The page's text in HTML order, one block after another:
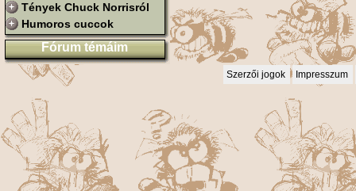
Tények Chuck Norrisról
Humoros cuccok
Fórum témáim
Szerzői jogok Impresszum